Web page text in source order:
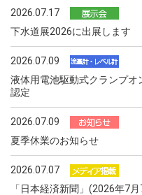
2026.07.17
下水道展2026に出展します
2026.07.09
液体用電池駆動式クランプオ
認定
2026.07.09
夏季休業のお知らせ
2026.07.07
「日本経済新聞」(2026年7